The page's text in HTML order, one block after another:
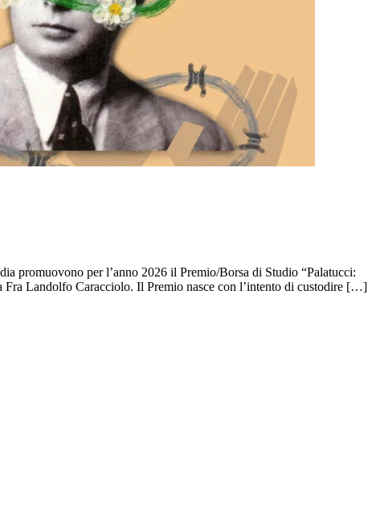
promuovono per l’anno 2026 il Premio/Borsa di Studio “Palatucci:
Landolfo Caracciolo. Il Premio nasce con l’intento di custodire […]